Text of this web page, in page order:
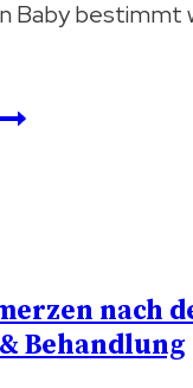
Baby bestimmt
Babys
nach
Behandlung